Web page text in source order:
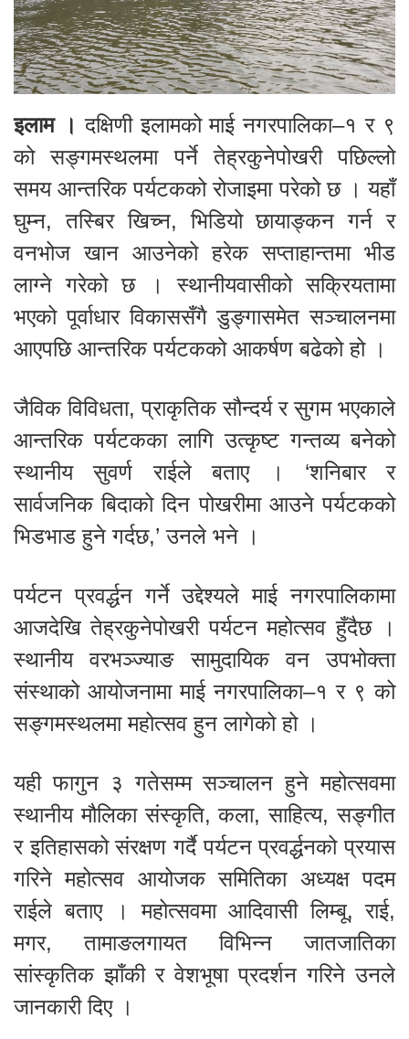
इलाम । दक्षिणी इलामको माई नगरपालिका–१ र ९
को सङ्गमस्थलमा पर्ने तेह्रकुनेपोखरी पछिल्लो
समय आन्तरिक पर्यटकको रोजाइमा परेको छ । यहाँ
घुम्न, तस्बिर खिच्न, भिडियो छायाङ्कन गर्न र
वनभोज खान आउनेको हरेक सप्ताहान्तमा भीड
लाग्ने गरेको छ । स्थानीयवासीको सक्रियतामा
भएको पूर्वाधार विकाससँगै डुङ्गासमेत सञ्चालनमा
आएपछि आन्तरिक पर्यटकको आकर्षण बढेको हो ।
जैविक विविधता, प्राकृतिक सौन्दर्य र सुगम भएकाले
आन्तरिक पर्यटकका लागि उत्कृष्ट गन्तव्य बनेको
स्थानीय सुवर्ण राईले बताए । ‘शनिबार र
सार्वजनिक बिदाको दिन पोखरीमा आउने पर्यटकको
भिडभाड हुने गर्दछ,’ उनले भने ।
पर्यटन प्रवर्द्धन गर्ने उद्देश्यले माई नगरपालिकामा
आजदेखि तेह्रकुनेपोखरी पर्यटन महोत्सव हुँदैछ ।
स्थानीय वरभञ्ज्याङ सामुदायिक वन उपभोक्ता
संस्थाको आयोजनामा माई नगरपालिका–१ र ९ को
सङ्गमस्थलमा महोत्सव हुन लागेको हो ।
यही फागुन ३ गतेसम्म सञ्चालन हुने महोत्सवमा
स्थानीय मौलिका संस्कृति, कला, साहित्य, सङ्गीत
र इतिहासको संरक्षण गर्दै पर्यटन प्रवर्द्धनको प्रयास
गरिने महोत्सव आयोजक समितिका अध्यक्ष पदम
राईले बताए । महोत्सवमा आदिवासी लिम्बू, राई,
मगर, तामाङलगायत विभिन्न जातजातिका
सांस्कृतिक झाँकी र वेशभूषा प्रदर्शन गरिने उनले
जानकारी दिए ।